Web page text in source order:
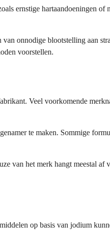
ernstige hartaandoeningen
onnodige blootstelling aan
voorstellen.
Veel voorkomende
te maken. Sommige
van het merk hangt meestal af
op basis van jodium